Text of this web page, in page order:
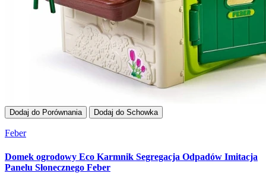
Dodaj do Porównania Dodaj do Schowka
Feber
Domek ogrodowy Eco Karmnik Segregacja Odpadów Imitacja
Panelu Słonecznego Feber